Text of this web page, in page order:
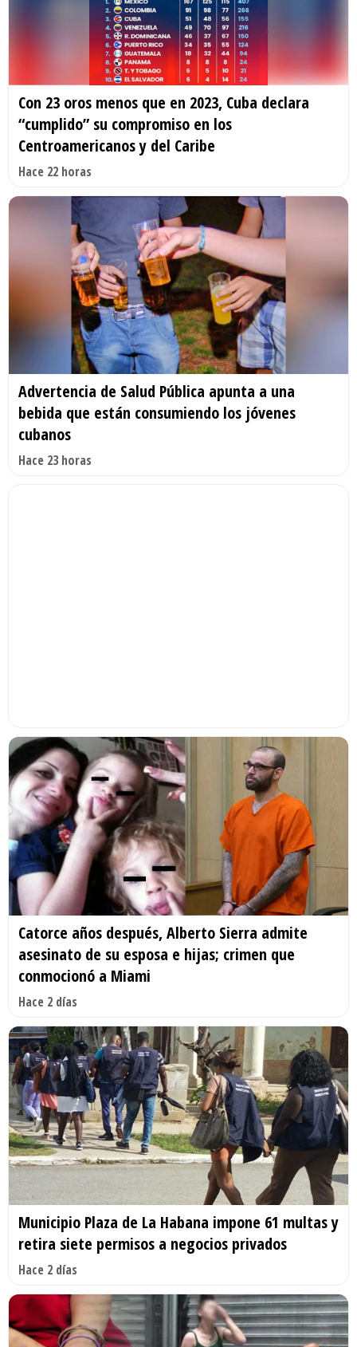
Con 23 oros menos que en 2023, Cuba declara
“cumplido” su compromiso en los
Centroamericanos y del Caribe
Hace 22 horas
Advertencia de Salud Pública apunta a una
bebida que están consumiendo los jóvenes
cubanos
Hace 23 horas
Catorce años después, Alberto Sierra admite
asesinato de su esposa e hijas; crimen que
conmocionó a Miami
Hace 2 días
Municipio Plaza de La Habana impone 61 multas y
retira siete permisos a negocios privados
Hace 2 días